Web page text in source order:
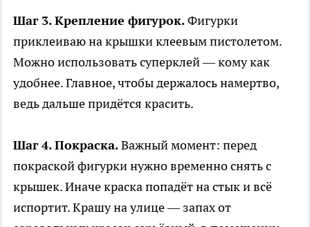
Шаг 3. Крепление фигурок.Фигурки
приклеиваю на крышки клеевым пистолетом.
Можно использовать суперклей — кому как
удобнее. Главное, чтобы держалось намертво,
ведь дальше придётся красить.
Шаг 4. Покраска.Важный момент: перед
покраской фигурки нужно временно снять с
крышек. Иначе краска попадёт на стык и всё
испортит. Крашу на улице — запах от